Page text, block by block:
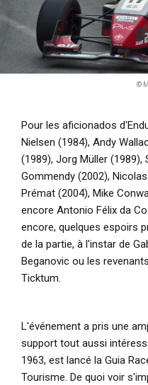
©
Pour les aficionados
Nielsen (1984), Andy
(1989), Jorg Müller (1989),
Gommendy (2002),
Prémat (2004), Mike
encore Antonio Félix da
encore, quelques espoirs
de la partie, à l'instar de
Beganovic ou les
Ticktum.
L'événement a pris une
support tout aussi
1963, est lancé la Guia
Tourisme. De quoi voir